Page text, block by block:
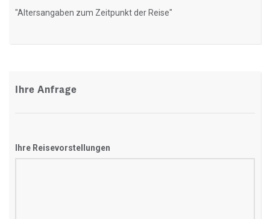
"Altersangaben zum Zeitpunkt der Reise"
Ihre Anfrage
Ihre Reisevorstellungen